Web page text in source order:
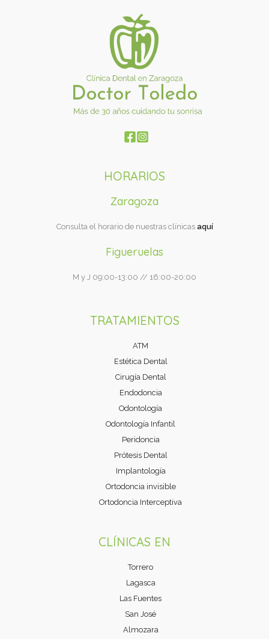
HORARIOS
Zaragoza
Consulta el horario de nuestras clínicas aquí
Figueruelas
M y J 09:00-13:00 // 16:00-20:00
TRATAMIENTOS
ATM
Estética Dental
Cirugía Dental
Endodoncia
Odontología
Odontología Infantil
Peridoncia
Prótesis Dental
Implantología
Ortodoncia invisible
Ortodoncia Interceptiva
CLÍNICAS EN
Torrero
Lagasca
Las Fuentes
San José
Almozara